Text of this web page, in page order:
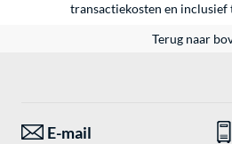
transactiekosten en
Terug naar
E-mail